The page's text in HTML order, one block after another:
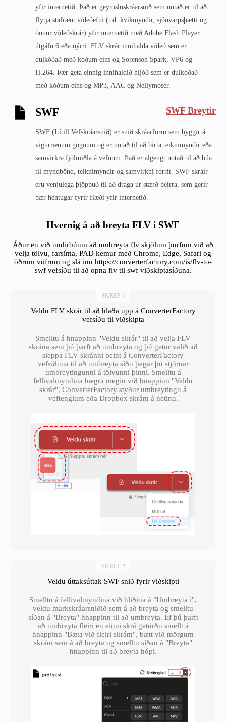
yfir internetið. Það er geymsluskráarsnið sem notað er til að
flytja stafrænt vídeóefni (t.d. kvikmyndir, sjónvarpsþætti og
önnur vídeóskrár) yfir internetið með Adobe Flash Player
útgáfu 6 eða nýrri. FLV skrár innihalda vídeó sem er
dulkóðað með kóðum eins og Sorenson Spark, VP6 og
H.264. Þær geta einnig innihaldið hljóð sem er dulkóðað
með kóðum eins og MP3, AAC og Nellymoser.
SWF SWF Breytir
SWF (Lítill Vefskráarsnið) er snið skráarform sem byggir á
vigurrænum gögnum og er notað til að birta teiknimyndir eða
samvirkra fjölmiðla á vefnum. Það er algengt notað til að búa
til myndbönd, teiknimyndir og samvirkni forrit. SWF skráir
eru venjulega þjöppuð til að draga úr stærð þeirra, sem gerir
þær hentugar fyrir flæði yfir internetið.
Hvernig á að breyta FLV í SWF
Áður en við undirbúum að umbreyta flv skjölum þurfum við að
velja tölvu, farsíma, PAD kemur með Chrome, Edge, Safari og
öðrum vöfrum og slá inn https://converterfactory.com/is/flv-to-
swf vefsíðu til að opna flv til swf viðskiptasíðuna.
SKREF 1
Veldu FLV skrár til að hlaða upp á ConverterFactory
vefsíðu til viðskipta
Smelltu á hnappinn "Veldu skrár" til að velja FLV
skrána sem þú þarft að umbreyta og þú getur valið að
sleppa FLV skránni beint á ConverterFactory
vefsíðuna til að umbreyta síðu þegar þú stjórnar
umbreytingunni á tölvunni þinni. Smelltu á
fellivalmyndina hægra megin við hnappinn "Veldu
skrár", ConverterFactory styður umbreytingu á
veftenglum eða Dropbox skrám á netinu.
SKREF 2
Veldu úttaksúttak SWF snið fyrir viðskipti
Smelltu á fellivalmyndina við hliðina á "Umbreyta í",
veldu markskráarsniðið sem á að breyta og smelltu
síðan á "Breyta" hnappinn til að umbreyta. Ef þú þarft
að umbreyta fleiri en einni skrá geturðu smellt á
hnappinn "Bæta við fleiri skrám", bætt við mörgum
skrám sem á að breyta og smelltu síðan á "Breyta"
hnappinn til að breyta hópi.